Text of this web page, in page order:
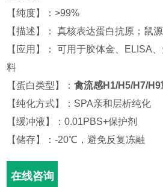
【纯度】：>99%
【描述】： 真核表达蛋白抗原；鼠
【应用】： 可用于胶体金、ELISA
料
【蛋白类型】：禽流感H1/H5/H7/H9
【纯化方式】：SPA亲和层析纯化
【缓冲液】：0.01PBS+保护剂
【储存】：-20℃，避免反复冻融
在线咨询